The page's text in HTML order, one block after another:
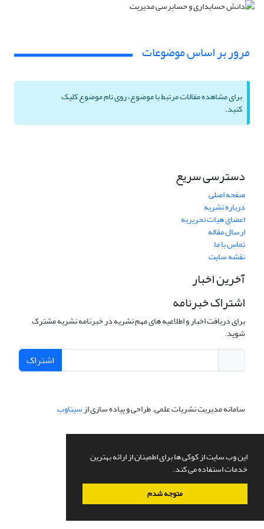
این وب سایت از کوکی ها برای اطمینان از ارائه بهترین
خدمات استفاده می کند.
متوجه شدم
مرور بر اساس موضوعات
برای مشاهده مقالات مرتبط با موضوع، روی نام موضوع کلیک
کنید.
دسترسی سریع
صفحه اصلی
درباره نشریه
اعضای هیات تحریریه
ارسال مقاله
تماس با ما
نقشه سایت
آخرین اخبار
اشتراک خبرنامه
برای دریافت اخبار و اطلاعیه های مهم نشریه در خبرنامه نشریه مشترک
شوید.
اشتراک
سامانه مدیریت نشریات علمی.طراحی و پیاده سازی ازسیناوب